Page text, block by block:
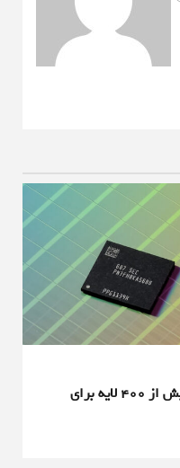
سامسونگ از اولین تراشه حافظه با بیش از ۴۰۰ لایه برای